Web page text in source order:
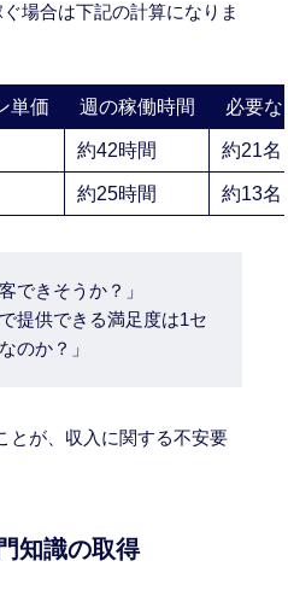
場合は下記の計算になりま
単価 週の稼働時間 必要
約42時間 約21名
約25時間 約13名
できそうか？」
提供できる満足度は1セ
のか？」
とが、収入に関する不安要
知識の取得